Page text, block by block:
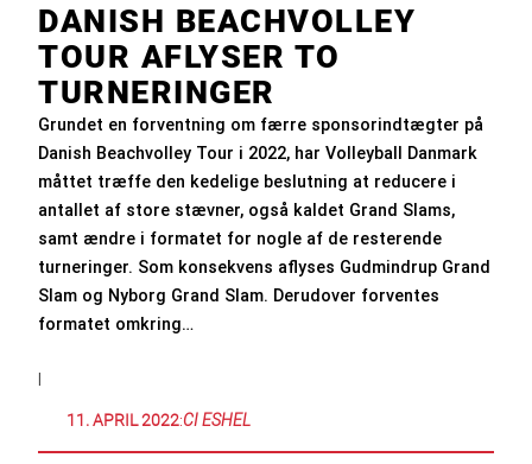
DANISH BEACHVOLLEY
TOUR AFLYSER TO
TURNERINGER
Grundet en forventning om færre sponsorindtægter på
Danish Beachvolley Tour i 2022, har Volleyball Danmark
måttet træffe den kedelige beslutning at reducere i
antallet af store stævner, også kaldet Grand Slams,
samt ændre i formatet for nogle af de resterende
turneringer. Som konsekvens aflyses Gudmindrup Grand
Slam og Nyborg Grand Slam. Derudover forventes
formatet omkring…
|
11. APRIL 2022:CI ESHEL